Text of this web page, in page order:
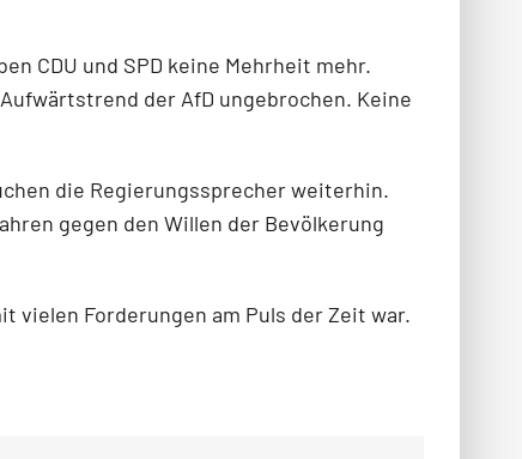
CDU und SPD keine Mehrheit mehr.
der AfD ungebrochen. Keine
die Regierungssprecher weiterhin.
gegen den Willen der Bevölkerung
vielen Forderungen am Puls der Zeit war.